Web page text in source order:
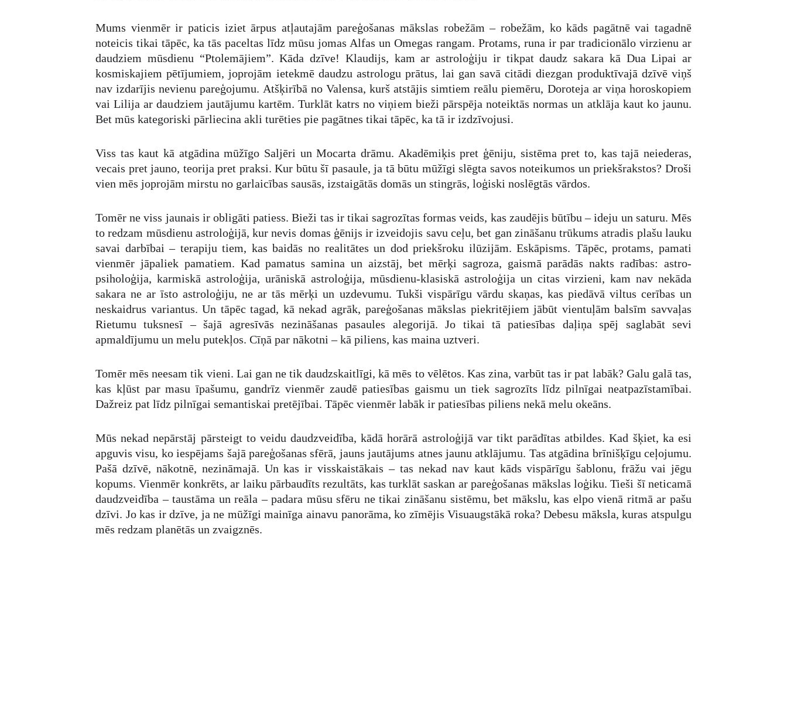
Mums vienmēr ir paticis iziet ārpus atļautajām pareģošanas mākslas robežām – robežām, ko kāds pagātnē vai tagadnē
noteicis tikai tāpēc, ka tās paceltas līdz mūsu jomas Alfas un Omegas rangam. Protams, runa ir par tradicionālo virzienu ar
daudziem mūsdienu “Ptolemājiem”. Kāda dzīve! Klaudijs, kam ar astroloģiju ir tikpat daudz sakara kā Dua Lipai ar
kosmiskajiem pētījumiem, joprojām ietekmē daudzu astrologu prātus, lai gan savā citādi diezgan produktīvajā dzīvē viņš
nav izdarījis nevienu pareģojumu. Atšķirībā no Valensa, kurš atstājis simtiem reālu piemēru, Doroteja ar viņa horoskopiem
vai Lilija ar daudziem jautājumu kartēm. Turklāt katrs no viņiem bieži pārspēja noteiktās normas un atklāja kaut ko jaunu.
Bet mūs kategoriski pārliecina akli turēties pie pagātnes tikai tāpēc, ka tā ir izdzīvojusi.
Viss tas kaut kā atgādina mūžīgo Saljēri un Mocarta drāmu. Akadēmiķis pret ģēniju, sistēma pret to, kas tajā neiederas,
vecais pret jauno, teorija pret praksi. Kur būtu šī pasaule, ja tā būtu mūžīgi slēgta savos noteikumos un priekšrakstos? Droši
vien mēs joprojām mirstu no garlaicības sausās, izstaigātās domās un stingrās, loģiski noslēgtās vārdos.
Tomēr ne viss jaunais ir obligāti patiess. Bieži tas ir tikai sagrozītas formas veids, kas zaudējis būtību – ideju un saturu. Mēs
to redzam mūsdienu astroloģijā, kur nevis domas ģēnijs ir izveidojis savu ceļu, bet gan zināšanu trūkums atradis plašu lauku
savai darbībai – terapiju tiem, kas baidās no realitātes un dod priekšroku ilūzijām. Eskāpisms. Tāpēc, protams, pamati
vienmēr jāpaliek pamatiem. Kad pamatus samina un aizstāj, bet mērķi sagroza, gaismā parādās nakts radības: astro-
psiholoģija, karmiskā astroloģija, urāniskā astroloģija, mūsdienu-klasiskā astroloģija un citas virzieni, kam nav nekāda
sakara ne ar īsto astroloģiju, ne ar tās mērķi un uzdevumu. Tukši vispārīgu vārdu skaņas, kas piedāvā viltus cerības un
neskaidrus variantus. Un tāpēc tagad, kā nekad agrāk, pareģošanas mākslas piekritējiem jābūt vientuļām balsīm savvaļas
Rietumu tuksnesī – šajā agresīvās nezināšanas pasaules alegorijā. Jo tikai tā patiesības daļiņa spēj saglabāt sevi
apmaldījumu un melu putekļos. Cīņā par nākotni – kā piliens, kas maina uztveri.
Tomēr mēs neesam tik vieni. Lai gan ne tik daudzskaitlīgi, kā mēs to vēlētos. Kas zina, varbūt tas ir pat labāk? Galu galā tas,
kas kļūst par masu īpašumu, gandrīz vienmēr zaudē patiesības gaismu un tiek sagrozīts līdz pilnīgai neatpazīstamībai.
Dažreiz pat līdz pilnīgai semantiskai pretējībai. Tāpēc vienmēr labāk ir patiesības piliens nekā melu okeāns.
Mūs nekad nepārstāj pārsteigt to veidu daudzveidība, kādā horārā astroloģijā var tikt parādītas atbildes. Kad šķiet, ka esi
apguvis visu, ko iespējams šajā pareģošanas sfērā, jauns jautājums atnes jaunu atklājumu. Tas atgādina brīnišķīgu ceļojumu.
Pašā dzīvē, nākotnē, nezināmajā. Un kas ir visskaistākais – tas nekad nav kaut kāds vispārīgu šablonu, frāžu vai jēgu
kopums. Vienmēr konkrēts, ar laiku pārbaudīts rezultāts, kas turklāt saskan ar pareģošanas mākslas loģiku. Tieši šī neticamā
daudzveidība – taustāma un reāla – padara mūsu sfēru ne tikai zināšanu sistēmu, bet mākslu, kas elpo vienā ritmā ar pašu
dzīvi. Jo kas ir dzīve, ja ne mūžīgi mainīga ainavu panorāma, ko zīmējis Visuaugstākā roka? Debesu māksla, kuras atspulgu
mēs redzam planētās un zvaigznēs.